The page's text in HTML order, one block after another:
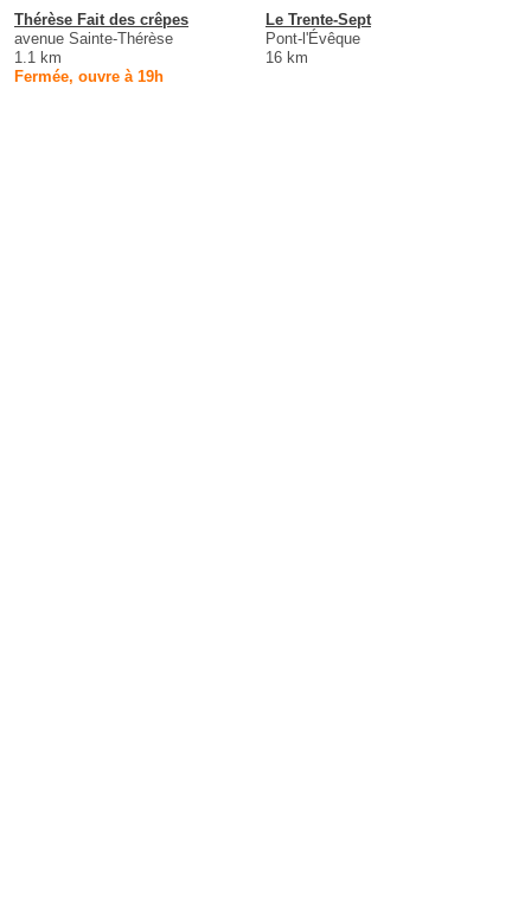
Thérèse Fait des crêpes
avenue Sainte-Thérèse
1.1 km
Fermée, ouvre à 19h
Le Trente-Sept
Pont-l'Évêque
16 km